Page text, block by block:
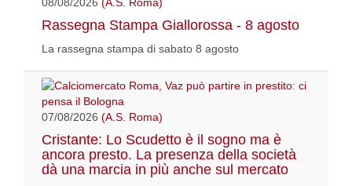
08/08/2026 (A.S. Roma)
Rassegna Stampa Giallorossa - 8 agosto
La rassegna stampa di sabato 8 agosto
07/08/2026 (A.S. Roma)
Cristante: Lo Scudetto è il sogno ma è
ancora presto. La presenza della società
dà una marcia in più anche sul mercato